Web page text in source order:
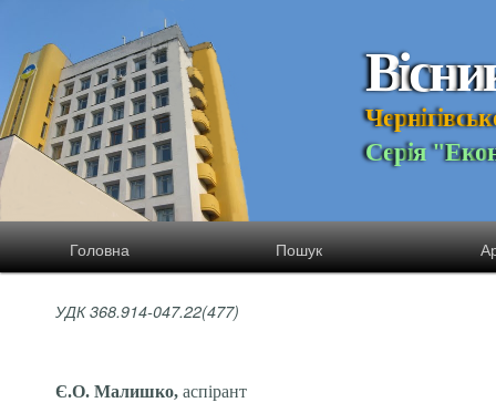
Вісни
Чернігівськ
Серія "Еко
Головна Пошук
УДК 368.914-047.22(477)
Є.О. Малишко, аспірант